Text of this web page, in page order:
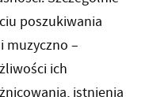
poszukiwania
muzyczno –
ich
istnienia